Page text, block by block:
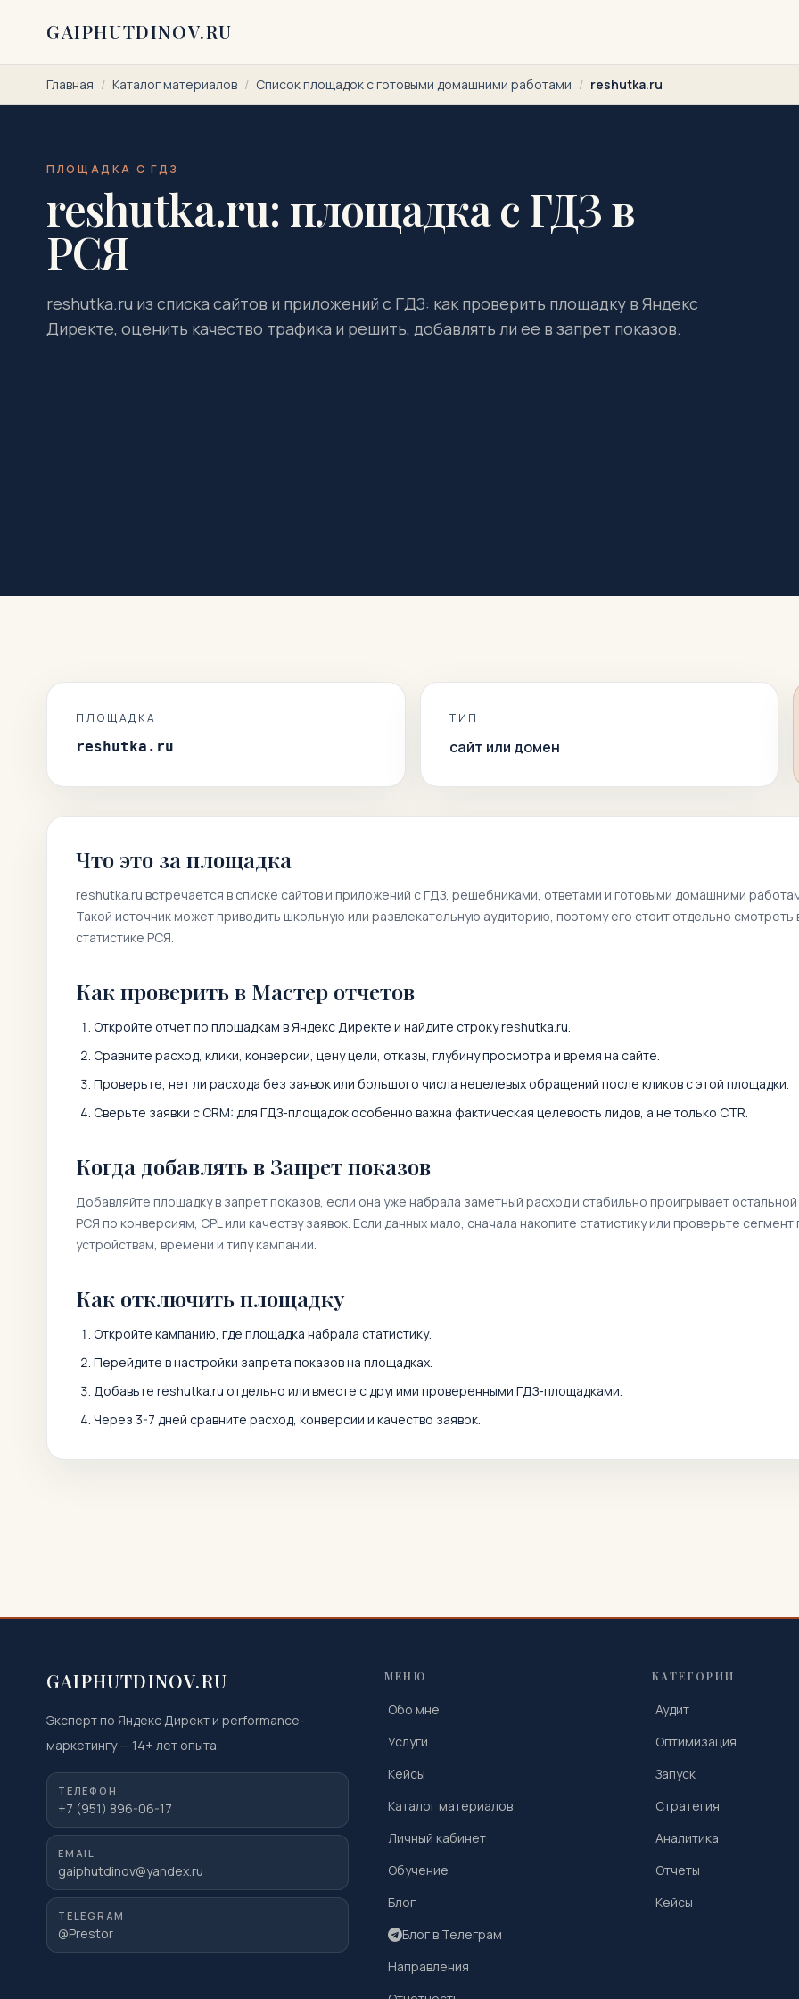
GAIPHUTDINOV.RU
Главная / Каталог материалов / Список площадок с готовыми домашними работами / reshutka.ru
ПЛОЩАДКА С ГДЗ
reshutka.ru: площадка с ГДЗ в
РСЯ
reshutka.ru из списка сайтов и приложений с ГДЗ: как проверить площадку в Яндекс
Директе, оценить качество трафика и решить, добавлять ли ее в запрет показов.
ПЛОЩАДКА
reshutka.ru
ТИП
сайт или домен
Что это за площадка
reshutka.ru встречается в списке сайтов и приложений с ГДЗ, решебниками, ответами и готовыми домашними
Такой источник может приводить школьную или развлекательную аудиторию, поэтому его стоит отдельно смотреть
статистике РСЯ.
Как проверить в Мастер отчетов
Откройте отчет по площадкам в Яндекс Директе и найдите строкуreshutka.ru.
Сравните расход, клики, конверсии, цену цели, отказы, глубину просмотра и время на сайте.
Проверьте, нет ли расхода без заявок или большого числа нецелевых обращений после кликов с этой площадки.
Сверьте заявки с CRM: для ГДЗ-площадок особенно важна фактическая целевость лидов, а не только CTR.
Когда добавлять в Запрет показов
Добавляйте площадку в запрет показов, если она уже набрала заметный расход и стабильно проигрывает остальной
РСЯ по конверсиям, CPL или качеству заявок. Если данных мало, сначала накопите статистику или проверьте сегмент
устройствам, времени и типу кампании.
Как отключить площадку
Откройте кампанию, где площадка набрала статистику.
Перейдите в настройки запрета показов на площадках.
Добавьте reshutka.ru отдельно или вместе с другими проверенными ГДЗ-площадками.
Через 3-7 дней сравните расход, конверсии и качество заявок.
GAIPHUTDINOV.RU
Эксперт по Яндекс Директ и performance-
маркетингу— 14+ лет опыта.
ТЕЛЕФОН
+7 (951) 896-06-17
EMAIL
gaiphutdinov@yandex.ru
TELEGRAM
@Prestor
МЕНЮ
Обо мне
Услуги
Кейсы
Каталог материалов
Личный кабинет
Обучение
Блог
Блог в Телеграм
Направления
КАТЕГОРИИ
Аудит
Оптимизация
Запуск
Стратегия
Аналитика
Отчеты
Кейсы